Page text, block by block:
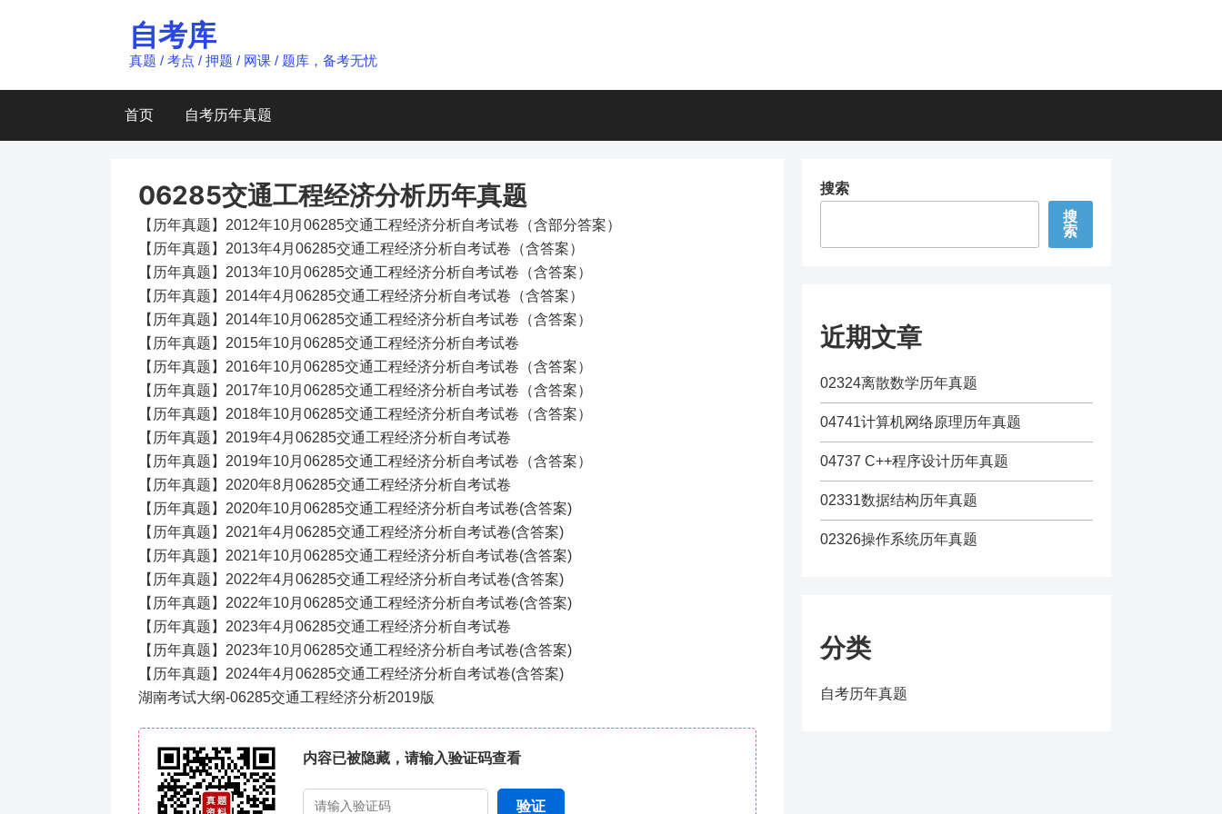
自考库
真题 / 考点 / 押题 / 网课 / 题库，备考无忧
首页 自考历年真题
06285交通工程经济分析历年真题
【历年真题】2012年10月06285交通工程经济分析自考试卷（含部分答案）
【历年真题】2013年4月06285交通工程经济分析自考试卷（含答案）
【历年真题】2013年10月06285交通工程经济分析自考试卷（含答案）
【历年真题】2014年4月06285交通工程经济分析自考试卷（含答案）
【历年真题】2014年10月06285交通工程经济分析自考试卷（含答案）
【历年真题】2015年10月06285交通工程经济分析自考试卷
【历年真题】2016年10月06285交通工程经济分析自考试卷（含答案）
【历年真题】2017年10月06285交通工程经济分析自考试卷（含答案）
【历年真题】2018年10月06285交通工程经济分析自考试卷（含答案）
【历年真题】2019年4月06285交通工程经济分析自考试卷
【历年真题】2019年10月06285交通工程经济分析自考试卷（含答案）
【历年真题】2020年8月06285交通工程经济分析自考试卷
【历年真题】2020年10月06285交通工程经济分析自考试卷(含答案)
【历年真题】2021年4月06285交通工程经济分析自考试卷(含答案)
【历年真题】2021年10月06285交通工程经济分析自考试卷(含答案)
【历年真题】2022年4月06285交通工程经济分析自考试卷(含答案)
【历年真题】2022年10月06285交通工程经济分析自考试卷(含答案)
【历年真题】2023年4月06285交通工程经济分析自考试卷
【历年真题】2023年10月06285交通工程经济分析自考试卷(含答案)
【历年真题】2024年4月06285交通工程经济分析自考试卷(含答案)
湖南考试大纲-06285交通工程经济分析2019版
内容已被隐藏，请输入验证码查看
搜索
搜
索
近期文章
02324离散数学历年真题
04741计算机网络原理历年真题
04737 C++程序设计历年真题
02331数据结构历年真题
02326操作系统历年真题
分类
自考历年真题